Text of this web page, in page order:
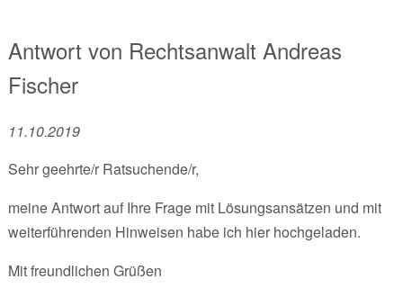
Antwort von Rechtsanwalt Andreas
Fischer
11.10.2019
Sehr geehrte/r Ratsuchende/r,
meine Antwort auf Ihre Frage mit Lösungsansätzen und mit
weiterführenden Hinweisen habe ich hier hochgeladen.
Mit freundlichen Grüßen